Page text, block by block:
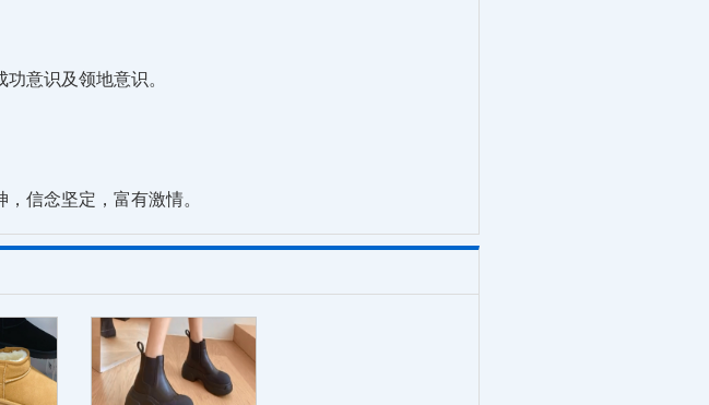
意识及领地意识。
信念坚定，富有激情。